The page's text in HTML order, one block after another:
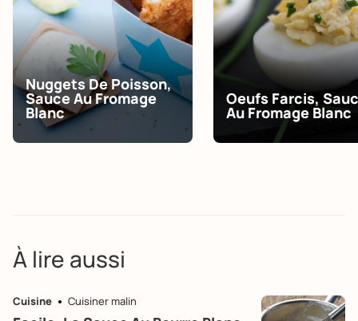
Nuggets De Poisson,
Sauce Au Fromage
Blanc
Oeufs Farcis,
Au Fromage Blanc
À lire aussi
Cuisine Cuisiner malin